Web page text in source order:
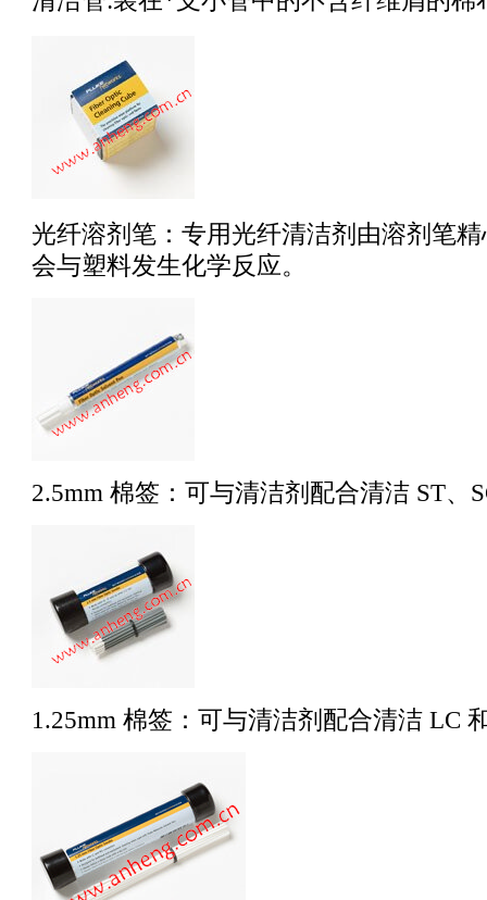
光纤溶剂笔：专用光纤清洁剂由溶剂笔
会与塑料发生化学反应。
2.5mm 棉签：可与清洁剂配合清洁 ST、
1.25mm 棉签：可与清洁剂配合清洁 LC